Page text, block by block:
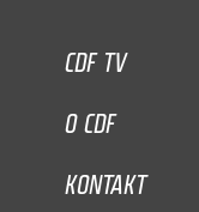
CDF TV
O CDF
KONTAKT